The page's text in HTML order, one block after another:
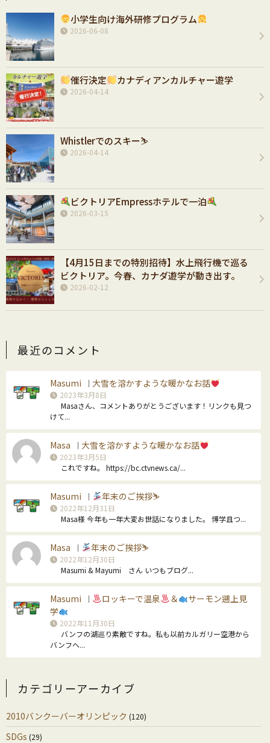
小学生向け海外研修プログラム
2026-06-08
催行決定 カナディアンカルチャー遊学
2026-04-14
Whistlerでのスキー⛷️
2026-04-14
ビクトリアEmpressホテルで一泊
2026-03-15
【4月15日までの特別招待】水上飛行機で巡る
ビクトリア。今春、カナダ遊学が動き出す。
2026-02-12
最近のコメント
Masumi ｜ 大雪を溶かすような暖かなお話
2023年3月8日
Masaさん、コメントありがとうございます！リンクも見つ
けて...
Masa ｜ 大雪を溶かすような暖かなお話
2023年3月5日
これですね。 https://bc.ctvnews.ca/...
Masumi ｜ 年末のご挨拶⛷
2022年12月31日
Masa様 今年も一年大変お世話になりました。 博学且つ...
Masa ｜ 年末のご挨拶⛷
2022年12月30日
Masumi & Mayumi さん いつもブログ...
Masumi ｜ ロッキーで温泉 ＆
サーモン遡上見
学
2022年11月30日
バンフの湖巡り素敵ですね。私も以前カルガリー空港から
バンフへ...
カテゴリーアーカイブ
2010バンクーバーオリンピック (120)
SDGs (29)